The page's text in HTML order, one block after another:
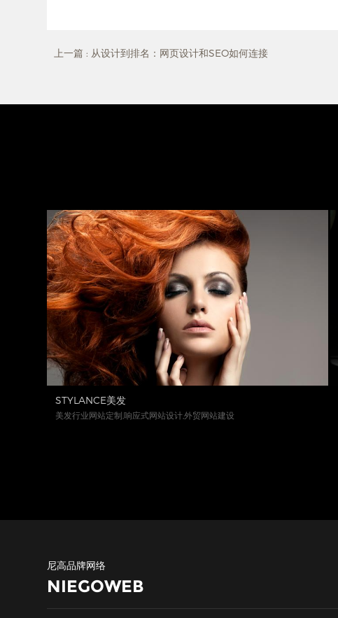
上一篇: 从设计到排名：网页设计和SEO如何连接
STYLANCE美发
美发行业网站定制,响应式网站设计,外贸网站建设
尼高品牌网络
NIEGOWEB